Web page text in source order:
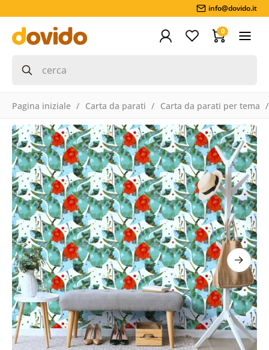
info@dovido.it
0
Pagina iniziale Carta da parati Carta da parati per tema